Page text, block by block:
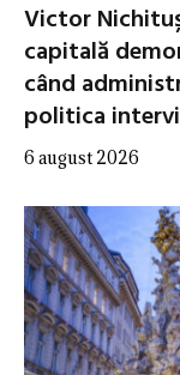
Victor
capitală
când
politica
6 august 2026